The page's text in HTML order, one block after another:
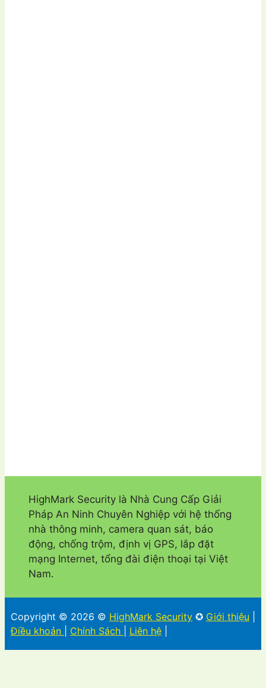
HighMark Security là Nhà Cung Cấp Giải
Pháp An Ninh Chuyên Nghiệp với hệ thống
nhà thông minh, camera quan sát, báo
động, chống trộm, định vị GPS, lắp đặt
mạng Internet, tổng đài điện thoại tại Việt
Nam.
Copyright © 2026 © HighMark Security ✪ Giới thiệu
Điều khoản
Chính Sách Liên hệ